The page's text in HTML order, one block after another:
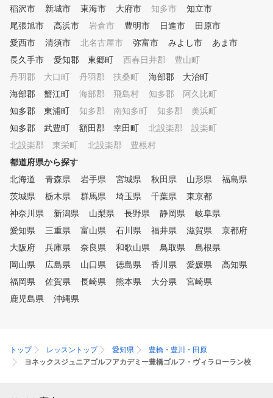
しっかりチェックしなが
させて頂きます。 課題や
み解決に向けて、無理な
三脚で歩めるような指導
けています。 道具やウェアの
無料貸し出しも行ってい
にも安心して通うことが
す。 コースデビューしなくて
も、チキンゴルフをあな
のゴルフラウンジにして
稲沢市
新城市 東海市 大府市 知多市
知立市
尾張旭市
高浜市 岩倉市 豊明市 日進市
田原市
愛西市
清須市 北名古屋市 弥富市 みよし市
あま市
長久手市
愛知郡 東郷町
西春日井郡 豊山町
丹羽郡 大口町
丹羽郡 扶桑町
海部郡 大治町
海部郡 蟹江町
海部郡 飛島村
知多郡 阿久比町
知多郡 東浦町
知多郡 南知多町
知多郡 美浜町
知多郡 武豊町
額田郡 幸田町
北設楽郡 設楽町
北設楽郡 東栄町
北設楽郡 豊根村
都道府県から探す
北海道
青森県 岩手県 宮城県 秋田県 山形県
福島県
茨城県
栃木県 群馬県 埼玉県 千葉県
東京都
神奈川県
新潟県 山梨県 長野県 静岡県
岐阜県
愛知県
三重県 富山県 石川県 福井県 滋賀県
京都府
大阪府
兵庫県 奈良県 和歌山県 鳥取県
島根県
岡山県
広島県 山口県 徳島県 香川県 愛媛県
高知県
福岡県
佐賀県 長崎県 熊本県 大分県
宮崎県
鹿児島県
沖縄県
トップ レッスントップ 愛知県
豊橋・豊川・田原
ヨネックスジュニアゴルフアカデミー豊橋ゴルフ・ヴィラローラン校